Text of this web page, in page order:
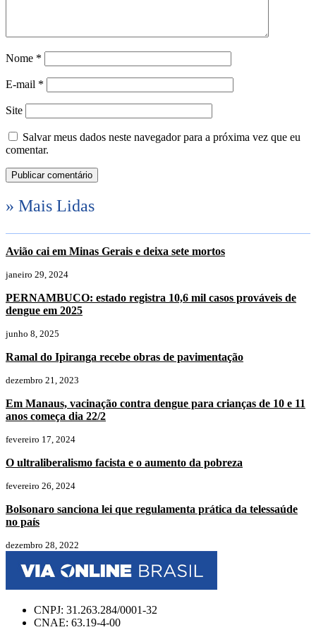
Nome *
E-mail *
Site
Salvar meus dados neste navegador para a próxima vez que eu
comentar.
» Mais Lidas
Avião cai em Minas Gerais e deixa sete mortos
janeiro 29, 2024
PERNAMBUCO: estado registra 10,6 mil casos prováveis de
dengue em 2025
junho 8, 2025
Ramal do Ipiranga recebe obras de pavimentação
dezembro 21, 2023
Em Manaus, vacinação contra dengue para crianças de 10 e 11
anos começa dia 22/2
fevereiro 17, 2024
O ultraliberalismo facista e o aumento da pobreza
fevereiro 26, 2024
Bolsonaro sanciona lei que regulamenta prática da telessaúde
no país
dezembro 28, 2022
CNPJ: 31.263.284/0001-32
CNAE: 63.19-4-00